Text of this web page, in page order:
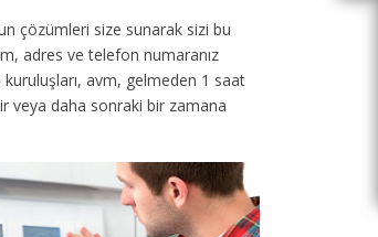
çözümleri size sunarak sizi bu
adres ve telefon numaranız
avm, gelmeden 1 saat
veya daha sonraki bir zamana